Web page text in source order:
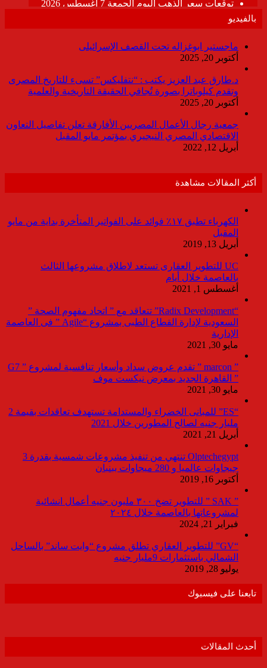
بالفيديو
ماجستير ابوغزاله تحت القصف الإسرائيلى
أكتوبر 20, 2025
د.طارق عبد العزيز يكتب : “نتفليكس” تسىء للتاريخ المصرى
وتقدم كيلوباترا بصورة تُجافي الحقيقة التاريخية والعلمية
أكتوبر 20, 2025
جمعية رجال الأعمال المصريين الأفارقة تعلن تفاصيل التعاون
الاقتصادي المصري النيجيري بمؤتمر مايو المقبل
أبريل 12, 2022
أكثر المقالات مشاهدة
الكهرباء تطبق ١٧٪ فوائد على الفواتير المتأخرة بداية من مايو
المقبل
أبريل 13, 2019
UC للتطوير العقارى تستعد لاطلاق مشروعها الثالث
بالعاصمة خلال أيام
أغسطس 1, 2021
“Radix Development” تتعاقد مع ” اتحاد مفهوم الصحة ”
السعودية لإدارة القطاع الطبى بمشروع “Agile ” فى العاصمة
الإدارية
مايو 30, 2021
” marcon ” تقدم عروض سداد وأسعار تنافسية لمشروع ” G7
” القاهرة الجديد بمعرض نيكست موف
مايو 30, 2021
“ES” للمبانى الخضراء والمستدامة تستهدف تعاقدات بقيمة 2
مليار جنيه لصالح المطورين خلال 2021
أبريل 21, 2021
Olptechegypt تنتهي من تنفيذ مشروعات شمسية بقدرة 3
جيجاوات عالميا و 280 ميجاوات ببنبان
أكتوبر 16, 2019
” SAK ” للتطوير تضخ ٣٠٠ مليون جنيه أعمال انشائية
لمشروعاتها بالعاصمة خلال ٢٠٢٤
فبراير 21, 2024
“GV” للتطوير العقاري تطلق مشروع “وايت ساند” بالساحل
الشمالي باستثمارات 9مليار جنيه
يوليو 28, 2019
تابعنا على فيسبوك
أحدث المقالات